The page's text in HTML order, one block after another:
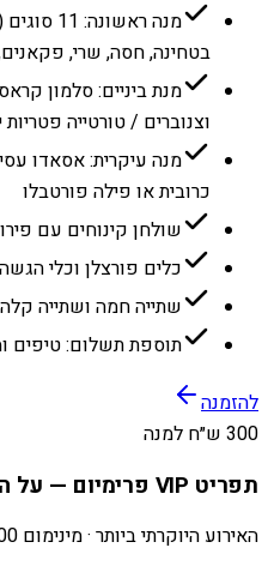
מנה
בטחינה, חסה, שרי,
מנת ביניים: סלמון
וצנוברים / טורטייה פטריות
מנה עיקרית: אסאדו
כרובית או פילה פורטבלו
שולחן קינוחים עם
כלים פורצלן וכלי
שתייה חמה ושתייה
תוספת תשלום: טיפים
להזמנה
300 ש״ח למנה
תפריט VIP פרימיום — על האש בשרים מובחרים
האירוע היוקרתי ביותר · מינימום 100 מנות